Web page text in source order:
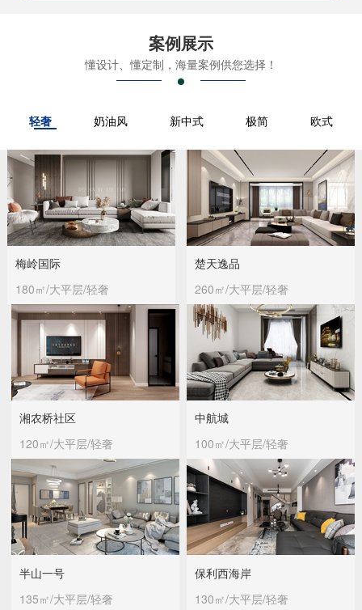
案例展示
懂设计、懂定制，海量案例供您选择！
轻奢 奶油风 新中式 极简 欧式
梅岭国际
180㎡/大平层/轻奢
楚天逸品
260㎡/大平层/轻奢
中航城
100㎡/大平层/轻奢
湘农桥社区
120㎡/大平层/轻奢
保利西海岸
130㎡/大平层/轻奢
半山一号
135㎡/大平层/轻奢